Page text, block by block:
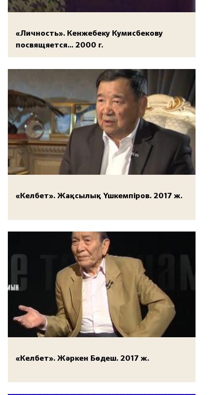
«Личность». Кенжебеку Кумисбекову
посвящяется... 2000 г.
«Келбет». Жақсылық Үшкемпіров. 2017 ж.
«Келбет». Жәркен Бөдеш. 2017 ж.